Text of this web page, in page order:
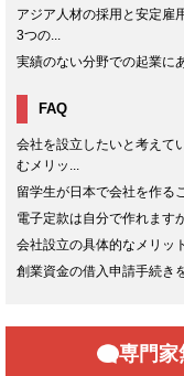
アジア人材の採用と安定雇
3つの...
実績のない分野での起業に
FAQ
会社を設立したいと考えて
むメリッ...
留学生が日本で会社を作る
電子定款は自分で作れます
会社設立の具体的なメリット
創業資金の借入申請手続き
専門家